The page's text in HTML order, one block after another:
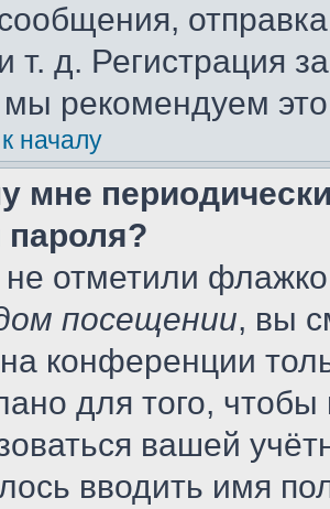
т. д. Регистрация
мы рекомендуем
началу
мне
отметили
посещении, вы
конференции
для того, чтобы
вашей
вводить имя